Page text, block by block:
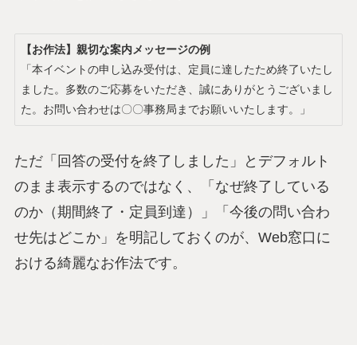
【お作法】親切な案内メッセージの例
「本イベントの申し込み受付は、定員に達したため終了いたし
ました。多数のご応募をいただき、誠にありがとうございまし
た。お問い合わせは〇〇事務局までお願いいたします。」
ただ「回答の受付を終了しました」とデフォルト
のまま表示するのではなく、「なぜ終了している
のか（期間終了・定員到達）」「今後の問い合わ
せ先はどこか」を明記しておくのが、Web窓口に
おける綺麗なお作法です。